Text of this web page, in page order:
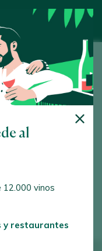
- Málaga
al
12.000 vinos
y restaurantes